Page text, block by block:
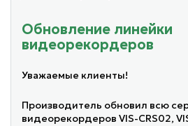
Обновление линейки
видеорекордеров
Уважаемые клиенты!
Производитель обновил всю
видеорекордеров VIS-CRS02,